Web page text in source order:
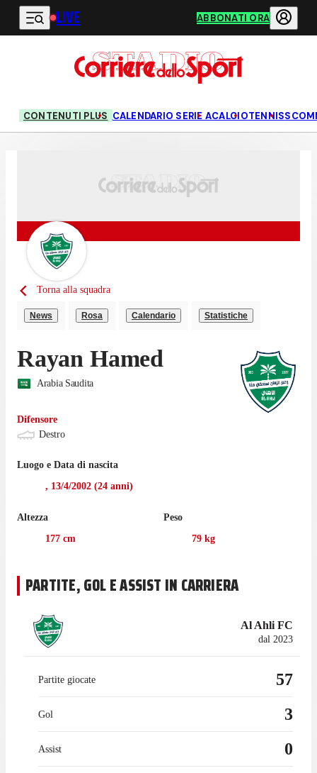
Vai al contenuto principale
LIVE ABBONATI ORA
CONTENUTI PLUS CALENDARIO SERIE ACALCIOTENNIS
Torna alla squadra
News Rosa Calendario Statistiche
Rayan Hamed
Arabia Saudita
Difensore
Destro
Luogo e Data di nascita
, 13/4/2002 (24 anni)
Altezza
177 cm
Peso
79 kg
PARTITE, GOL E ASSIST IN CARRIERA
Al Ahli FC
dal 2023
Partite giocate 57
Gol 3
Assist 0